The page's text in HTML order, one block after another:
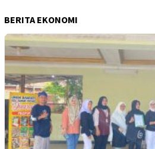
BERITA EKONOMI